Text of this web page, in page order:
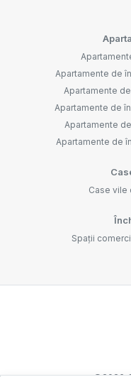
Apartamente de
Apartamente
Apartamente de
Apartamente
Apartamente de
Case vile
Spații